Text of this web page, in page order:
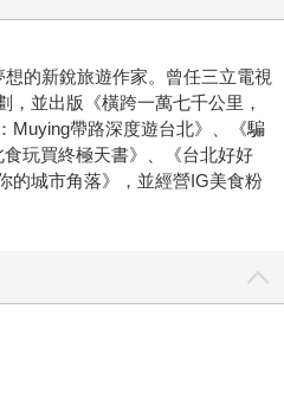
的新銳旅遊作家。曾任三立電視
，並出版《橫跨一萬七千公里，
Muying帶路深度遊台北》、《騙
玩買終極天書》、《台北好好
的城市角落》，並經營IG美食粉